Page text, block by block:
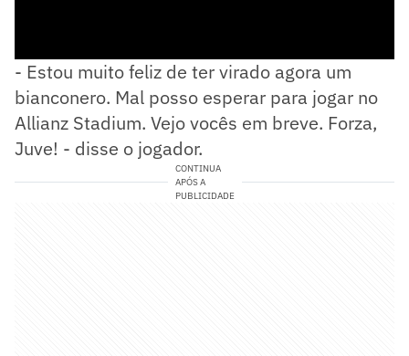
- Estou muito feliz de ter virado agora um
bianconero. Mal posso esperar para jogar no
Allianz Stadium. Vejo vocês em breve. Forza,
Juve! - disse o jogador.
CONTINUA
APÓS A
PUBLICIDADE